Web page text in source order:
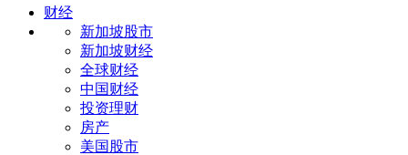
财经
新加坡股市
新加坡财经
全球财经
中国财经
投资理财
房产
美国股市